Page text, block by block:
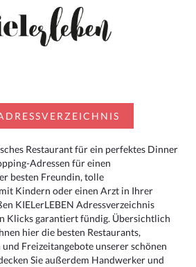
Restaurant für ein perfektes Dinner
Adressen für einen
besten Freundin, tolle
Kindern oder einen Arzt in Ihrer
KIELerLEBEN Adressverzeichnis
Klicks garantiert fündig. Übersichtlich
hier die besten Restaurants,
Freizeitangebote unserer schönen
Sie außerdem Handwerker und